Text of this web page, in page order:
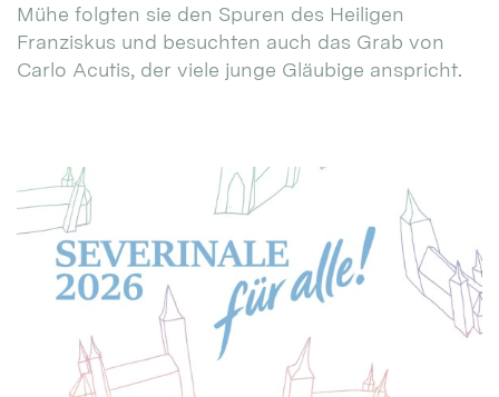
Mühe folgten sie den Spuren des Heiligen
Franziskus und besuchten auch das Grab von
Carlo Acutis, der viele junge Gläubige anspricht.